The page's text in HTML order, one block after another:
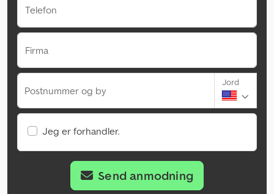
Telefon
Firma
Postnummer og by
Jord
Jeg er forhandler.
Send anmodning